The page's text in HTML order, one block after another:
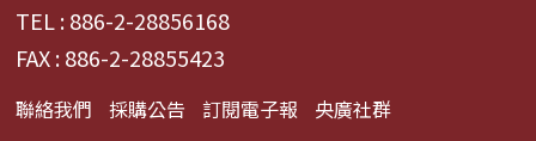
TEL : 886-2-28856168
FAX : 886-2-28855423
聯絡我們 採購公告 訂閱電子報 央廣社群